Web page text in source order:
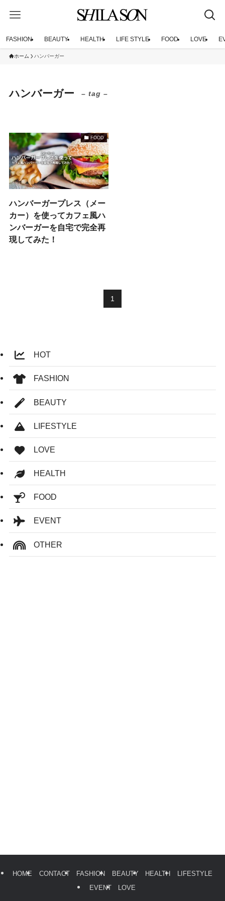
FASHION BEAUTY HEALTH LIFE STYLE FOOD LOVE
ホーム ハンバーガー
ハンバーガー – tag –
FOOD
ハンバーガープレス（メー
カー）を使ってカフェ風ハ
ンバーガーを自宅で完全再
現してみた！
1
HOT
FASHION
BEAUTY
LIFESTYLE
LOVE
HEALTH
FOOD
EVENT
OTHER
HOME CONTACT FASHION BEAUTY HEALTH
LIFESTYLE
EVENT
LOVE